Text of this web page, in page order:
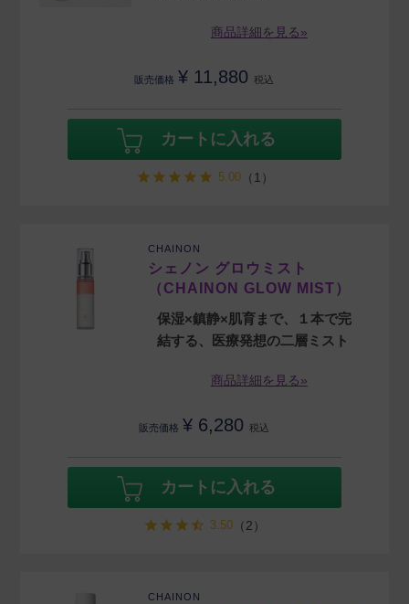
商品詳細を見る»
販売価格 ¥ 11,880 税込
カートに入れる
5.00（1）
CHAINON
シェノン グロウミスト
（CHAINON GLOW MIST）
保湿×鎮静×肌育まで、１本で完
結する、医療発想の二層ミスト
商品詳細を見る»
販売価格 ¥ 6,280 税込
カートに入れる
3.50 （2）
CHAINON